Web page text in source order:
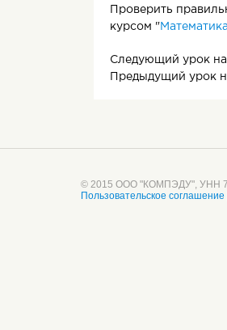
Проверить
курсом "
Следующий урок на
Предыдущий урок
© 2015 ООО "КОМПЭДУ", УНН
Пользовательское соглашение